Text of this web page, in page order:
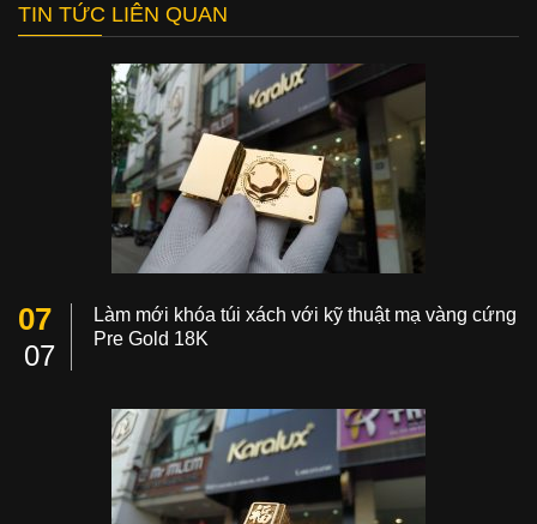
TIN TỨC LIÊN QUAN
07
07
Làm mới khóa túi xách với kỹ thuật mạ vàng cứng
Pre Gold 18K